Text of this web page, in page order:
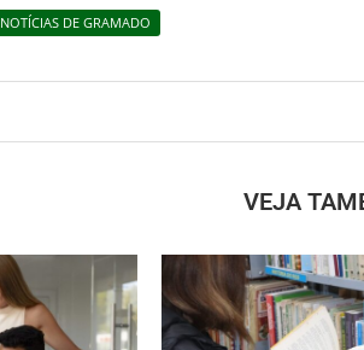
NOTÍCIAS DE GRAMADO
VEJA